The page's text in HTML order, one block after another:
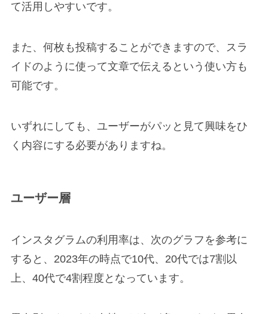
て活用しやすいです。
また、何枚も投稿することができますので、スラ
イドのように使って文章で伝えるという使い方も
可能です。
いずれにしても、ユーザーがパッと見て興味をひ
く内容にする必要がありますね。
ユーザー層
インスタグラムの利用率は、次のグラフを参考に
すると、2023年の時点で10代、20代では7割以
上、40代で4割程度となっています。